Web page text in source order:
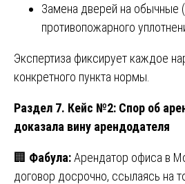
Замена дверей на обычные
противопожарного
Экспертиза фиксирует каждое
конкретного пункта нормы.
Раздел 7. Кейс №2: Спор об
доказала вину арендодателя
🏢 Фабула:Арендатор офиса в
договор досрочно, ссылаясь на